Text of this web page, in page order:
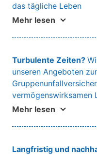
das tägliche Leben
Mehr lesen
Turbulente Zeiten?
unseren Angeboten
vermögenswirksamen
Mehr lesen
Langfristig und